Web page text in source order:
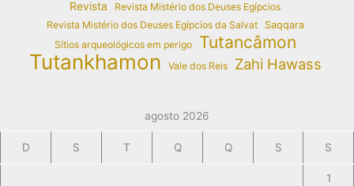
Revista
Revista Mistério dos Deuses Egípcios
Revista Mistério dos Deuses Egípcios da Salvat
Saqqara
Sítios arqueológicos em perigo
Tutancâmon
Tutankhamon Vale dos Reis Zahi Hawass
agosto 2026
D S T Q Q S S
1